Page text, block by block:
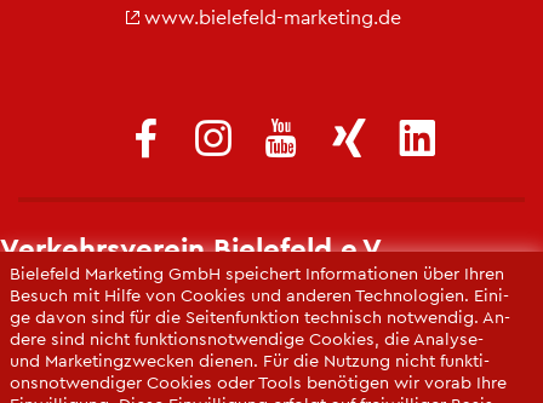
www.​bielefeld-​marketing.​de
Bie­le­feld Mar­ke­ting GmbH spei­chert In­for­ma­tio­nen über Ihren
Be­such mit Hilfe von Coo­kies und an­de­ren Tech­no­lo­gi­en. Ei­ni­
ge davon sind für die Sei­ten­funk­ti­on tech­nisch not­wen­dig. An­
de­re sind nicht funk­ti­ons­not­wen­di­ge Coo­kies, die Ana­ly­se-
und Mar­ke­ting­zwe­cken die­nen. Für die Nut­zung nicht funk­ti­
ons­not­wen­di­ger Coo­kies oder Tools be­nö­ti­gen wir vorab Ihre
Ver­kehrs­ver­ein Bie­le­feld e.V.
info@​ver​kehr​sver​ein-​bielefeld.​de
https://​www.​ver​kehr​sver​ein-​bielefeld.​de